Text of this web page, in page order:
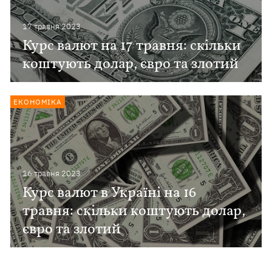
17 травня 2023
Курс валют на 17 травня: скільки
коштують долар, євро та злотий
16 травня 2023
Курс валют в Україні на 16
травня: скільки коштують долар,
євро та злотий
ЕКОНОМІКА